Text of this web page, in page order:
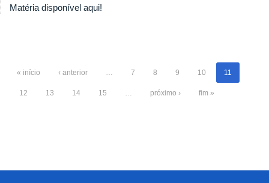
Matéria disponível aqui!
« início ‹ anterior … 7 8 9 10 11
12 13 14 15 … próximo › fim »